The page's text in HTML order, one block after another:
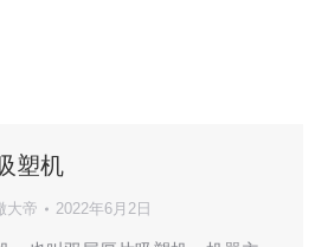
塑机
大帝 2022年6月2日